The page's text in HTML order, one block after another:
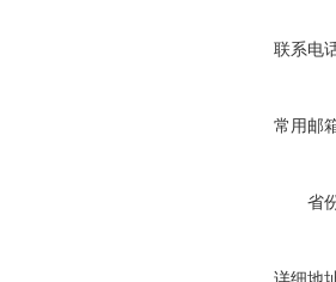
联系电
常用邮
省